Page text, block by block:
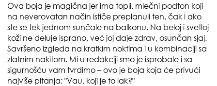
Ova boja je magična jer ima topli, mlečni podton koji
na neverovatan način ističe preplanuli ten, čak i ako
ste se tek jednom sunčale na balkonu. Na beloj i svetloj
koži ne deluje isprano, već joj daje zdrav, osunčan sjaj.
Savršeno izgleda na kratkim noktima i u kombinaciji sa
zlatnim nakitom. Mi u redakciji smo je isprobale i sa
sigurnošću vam tvrdimo – ovo je boja koja će privući
najviše pitanja: "Vau, koji je to lak?"